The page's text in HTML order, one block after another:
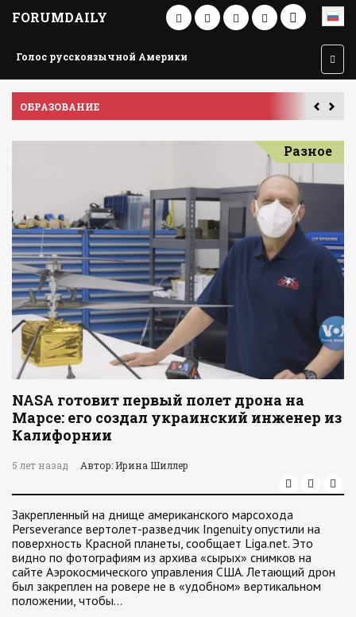
FORUMDAILY
Голос русскоязычной Америки
ПУТЕШЕСТВИЕ ПО АМЕРИКЕ
Разное
NASA готовит первый полет дрона на
Марсе: его создал украинский инженер из
Калифорнии
5 лет назад Автор: Ирина Шиллер
Закрепленный на днище американского марсохода
Perseverance вертолет-разведчик Ingenuity опустили на
поверхность Красной планеты, сообщает Liga.net. Это
видно по фотографиям из архива «сырых» снимков на
сайте Аэрокосмического управления США. Летающий дрон
был закреплен на ровере не в «удобном» вертикальном
положении, чтобы…